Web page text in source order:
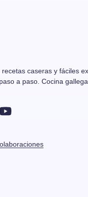
caseras y fáciles
a paso. Cocina